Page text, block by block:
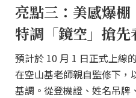
亮點三：美感爆
特調「鏡空」搶先
預計於 10 月 1 日正式上線
在空山基老師親自監修下，
基調。從登機證、姓名吊牌